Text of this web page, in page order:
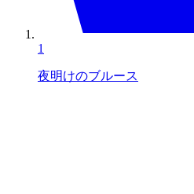
1
夜明けのブルース